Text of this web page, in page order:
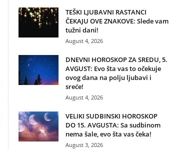
TEŠKI LJUBAVNI RASTANCI
ČEKAJU OVE ZNAKOVE: Slede vam
tužni dani!
August 4, 2026
DNEVNI HOROSKOP ZA SREDU, 5.
AVGUST: Evo šta vas to očekuje
ovog dana na polju ljubavi i
sreće!
August 4, 2026
VELIKI SUDBINSKI HOROSKOP
DO 15. AVGUSTA: Sa sudbinom
nema šale, evo šta vas čeka!
August 3, 2026